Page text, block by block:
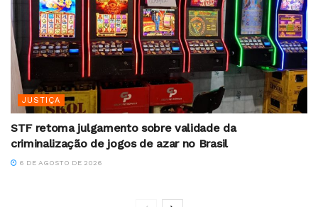
JUSTIÇA
STF retoma julgamento sobre validade da
criminalização de jogos de azar no Brasil
6 DE AGOSTO DE 2026